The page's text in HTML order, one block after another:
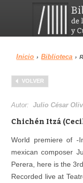
Menu
Biblioteca
Área personal
Inicio › Biblioteca ›
VOLVER
Autor:Julio César
Chichén Itzá
World premiere of -
mexican composer
Perera, here is the
Recorded live at